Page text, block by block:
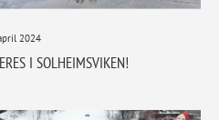
2024
I SOLHEIMSVIKEN!